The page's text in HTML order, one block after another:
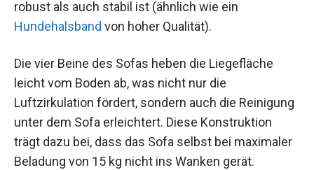
robust als auch stabil ist (ähnlich wie ein
Hundehalsband von hoher Qualität).
Die vier Beine des Sofas heben die Liegefläche
leicht vom Boden ab, was nicht nur die
Luftzirkulation fördert, sondern auch die Reinigung
unter dem Sofa erleichtert. Diese Konstruktion
trägt dazu bei, dass das Sofa selbst bei maximaler
Beladung von 15 kg nicht ins Wanken gerät.